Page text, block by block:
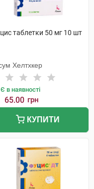
таблетки 50 мг 10 шт
Хелтхкер
Є в наявності
65.00 грн
КУПИТИ